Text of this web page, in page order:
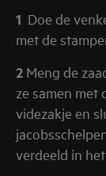
1 Doe de
met de
2 Meng de
ze samen met
videzakje en
verdeeld in